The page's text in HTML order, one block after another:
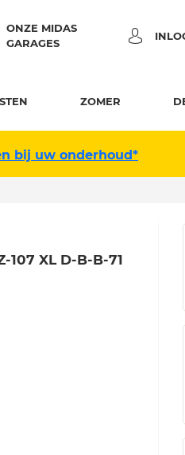
ONZE MIDAS
GARAGES
ZOMER
bij uw onderhoud*
107 XL D-B-B-71